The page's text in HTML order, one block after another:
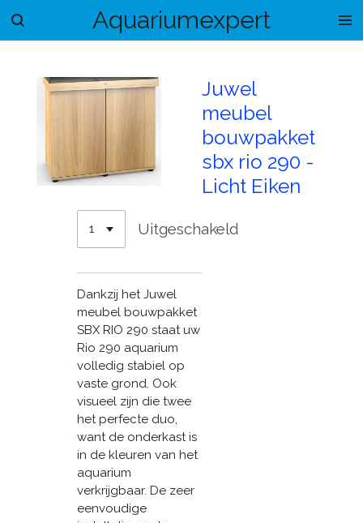
Ga
hoofdinhoud
Aquariumexpert
Juwel
meubel
bouwpakket
sbx rio 290 -
Licht Eiken
Uitgeschakeld
Dankzij het Juwel
meubel bouwpakket
SBX RIO 290 staat uw
Rio 290 aquarium
volledig stabiel op
vaste grond. Ook
visueel zijn die twee
het perfecte duo,
want de onderkast is
in de kleuren van het
aquarium
verkrijgbaar. De zeer
eenvoudige